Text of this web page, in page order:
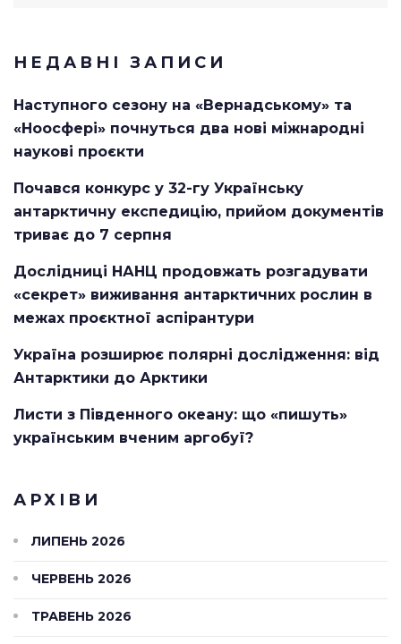
НЕДАВНІ ЗАПИСИ
Наступного сезону на «Вернадському» та
«Ноосфері» почнуться два нові міжнародні
наукові проєкти
Почався конкурс у 32-гу Українську
антарктичну експедицію, прийом документів
триває до 7 серпня
Дослідниці НАНЦ продовжать розгадувати
«секрет» виживання антарктичних рослин в
межах проєктної аспірантури
Україна розширює полярні дослідження: від
Антарктики до Арктики
Листи з Південного океану: що «пишуть»
українським вченим аргобуї?
АРХІВИ
ЛИПЕНЬ 2026
ЧЕРВЕНЬ 2026
ТРАВЕНЬ 2026